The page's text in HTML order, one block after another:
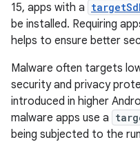
15, apps with a
be installed. Requiring
helps to ensure better
Malware often targets
security and privacy
introduced in higher
malware apps use a
being subjected to the